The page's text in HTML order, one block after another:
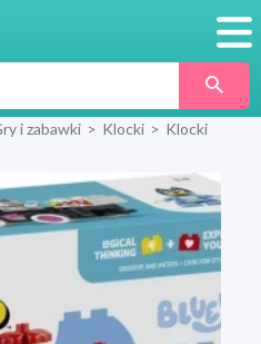
i zabawki > Klocki > Klocki